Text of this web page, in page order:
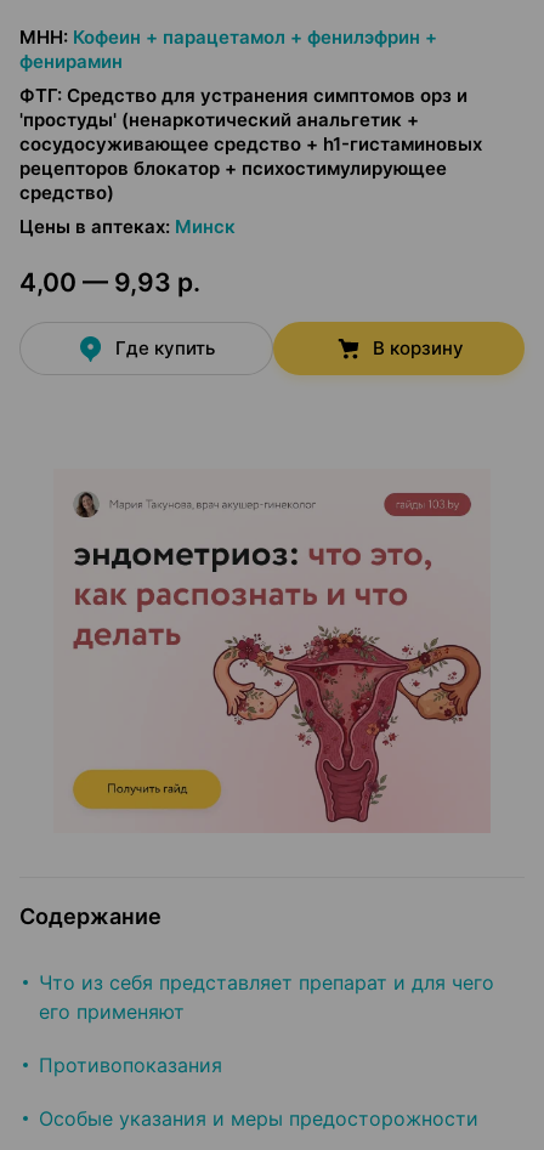
МНН: Кофеин + парацетамол + фенилэфрин +
фенирамин
ФТГ: Средство для устранения симптомов орз и
'простуды' (ненаркотический анальгетик +
сосудосуживающее средство + h1-гистаминовых
рецепторов блокатор + психостимулирующее
средство)
Цены в аптеках: Минск
4,00 — 9,93 р.
Где купить В корзину
Содержание
Что из себя представляет препарат и для чего
его применяют
Противопоказания
Особые указания и меры предосторожности